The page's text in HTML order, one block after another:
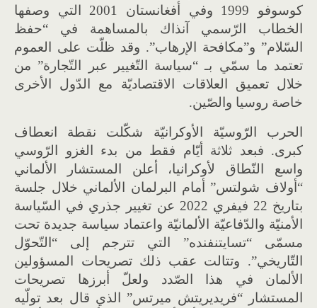
كوسوفو 1999 وفي أفغانستان 2001 التي وصفها
الخطاب الرّسمي آنذاك بالمساهمة في “حفظ
السّلام” و”مكافحة الإرهاب”. وقد ظلّت على العموم
تعتمد ما سمّي بـ “سياسة التّغيير عبر التّجارة” من
خلال تعميق العلاقات الاقتصاديّة مع الدّول الأخرى
خاصة روسيا والصّين.
الحرب الرّوسيّة الأوكرانيّة شكّلت نقطة انعطاف
كبرى. فبعد ثلاثة أيّام فقط من بدء الغزو الرّوسي
واسع النّطاق لأوكرانيا، أعلن المستشار الألماني
“أولاف شولتس” أمام البرلمان الألماني خلال جلسة
بتاريخ 22 فيفري 2022 عن تغيير جذري في السّياسة
الأمنيّة والدّفاعيّة الألمانيّة واعتماد سياسة جديدة تحت
مسمّى “تسايتنفنده” التي تترجم إلى “التّحوّل
التّاريخي”. وتتالت عقب ذلك تصريحات المسؤولين
الألمان في هذا الصّدد ولعلّ أبرزها تصريحات
المستشار “فريديريتش ميرتس” الذي قال بعد تولّيه